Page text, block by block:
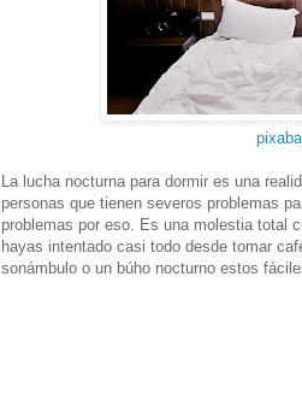
La lucha nocturna para dormir es una
personas que tienen severos problemas
problemas por eso. Es una molestia total
hayas intentado casi todo desde tomar
sonámbulo o un búho nocturno estos